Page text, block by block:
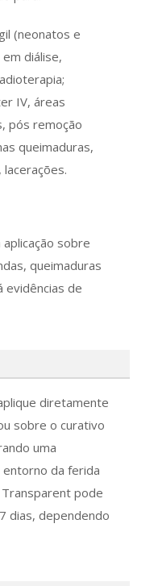
(neonatos e
diálise,
IV, áreas
pós remoção
queimaduras,
sobre
queimaduras
evidências de
diretamente
sobre o curativo
uma
da ferida
Transparent pode
dias, dependendo